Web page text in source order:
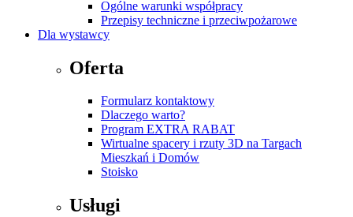
Ogólne warunki współpracy
Przepisy techniczne i przeciwpożarowe
Dla wystawcy
Oferta
Formularz kontaktowy
Dlaczego warto?
Program EXTRA RABAT
Wirtualne spacery i rzuty 3D na Targach
Mieszkań i Domów
Stoisko
Usługi